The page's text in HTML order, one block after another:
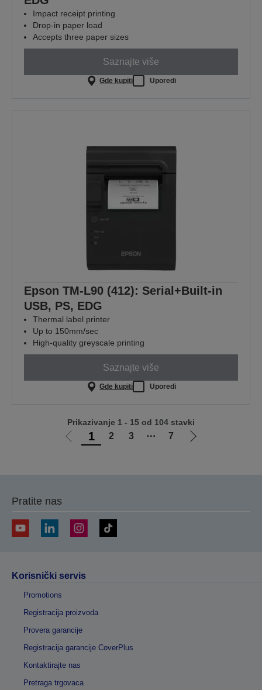
Impact receipt printing
Drop-in paper load
Accepts three paper sizes
Saznajte više
Gde kupiti Uporedi
Epson TM-L90 (412): Serial+Built-in
USB, PS, EDG
Thermal label printer
Up to 150mm/sec
High-quality greyscale printing
Saznajte više
Gde kupiti Uporedi
Idi
1 2 3 ⋯ 7
Idi
Prikazivanje 1 - 15 od 104 stavki
Pratite nas
Korisnički servis
Promotions
Registracija proizvoda
Provera garancije
Registracija garancije CoverPlus
Kontaktirajte nas
Pretraga trgovaca